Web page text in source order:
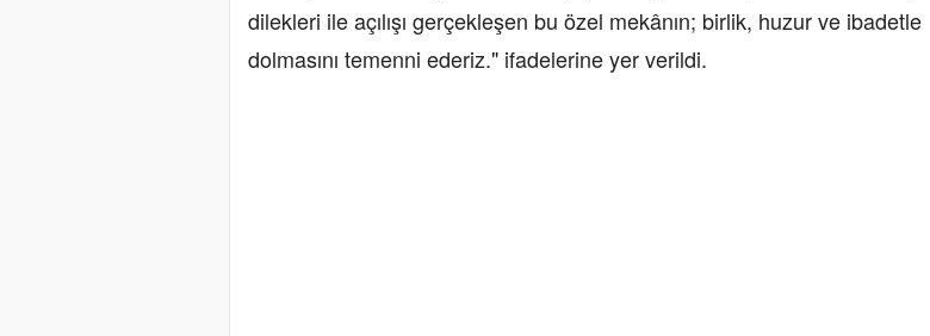
dilekleri ile açılışı gerçekleşen bu özel mekânın; birlik, huzur ve ibadetle
dolmasını temenni ederiz." ifadelerine yer verildi.